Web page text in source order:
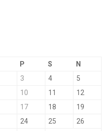
P S N
3 4
5
10 11
12
17 18
19
24 25
26